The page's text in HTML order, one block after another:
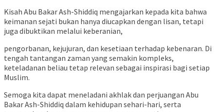
Kisah Abu Bakar Ash-Shiddiq mengajarkan kepada kita bahwa
keimanan sejati bukan hanya diucapkan dengan lisan, tetapi
juga dibuktikan melalui keberanian,
pengorbanan, kejujuran, dan kesetiaan terhadap kebenaran. Di
tengah tantangan zaman yang semakin kompleks,
keteladanan beliau tetap relevan sebagai inspirasi bagi setiap
Muslim.
Semoga kita dapat meneladani akhlak dan perjuangan Abu
Bakar Ash-Shiddiq dalam kehidupan sehari-hari, serta